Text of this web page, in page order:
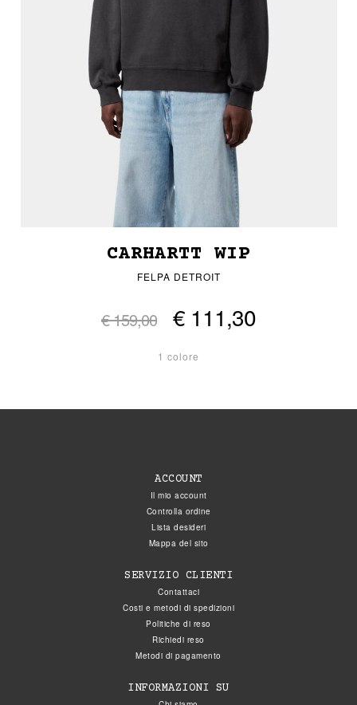
CARHARTT WIP
FELPA DETROIT
€ 159,00 € 111,30
1 colore
ACCOUNT
Il mio account
Controlla ordine
Lista desideri
Mappa del sito
SERVIZIO CLIENTI
Contattaci
Costi e metodi di spedizioni
Politiche di reso
Richiedi reso
Metodi di pagamento
INFORMAZIONI SU